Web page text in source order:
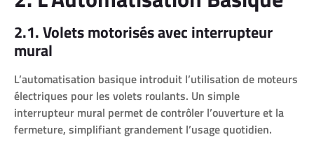
2.1. Volets motorisés avec interrupteur
mural
L’automatisation basique introduit l’utilisation de moteurs
électriques pour les volets roulants. Un simple
interrupteur mural permet de contrôler l’ouverture et la
fermeture, simplifiant grandement l’usage quotidien.